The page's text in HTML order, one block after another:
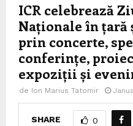
ICR celebrează
Naționale în țară
prin concerte,
conferințe,
expoziții și
de Ion Marius Tatomir
SHARE 0